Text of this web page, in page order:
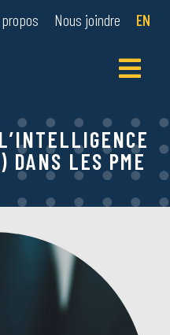
propos Nous joindre EN
LES PME